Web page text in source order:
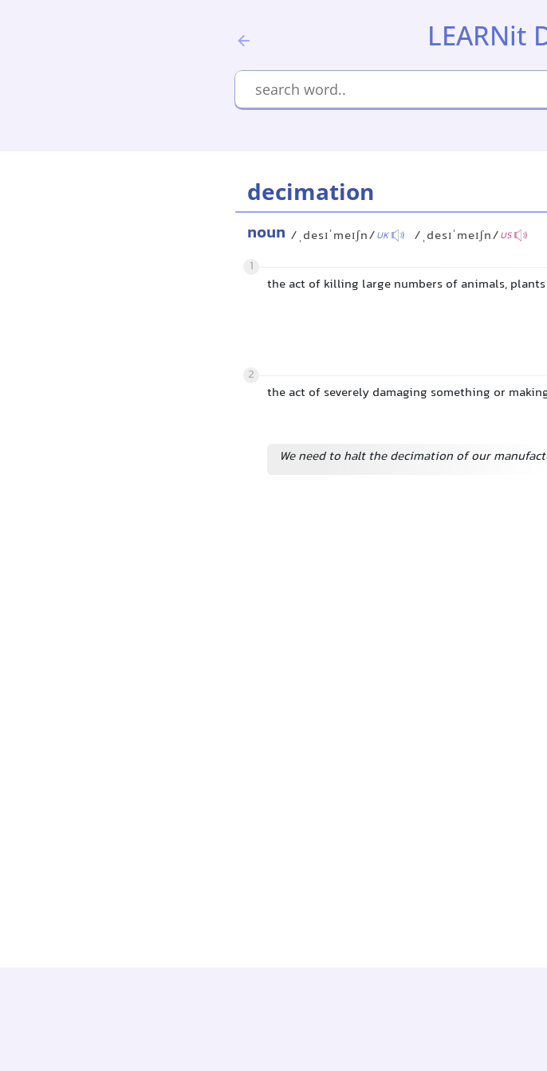
LEARNit
decimation
noun /ˌdesɪˈmeɪʃn/UK /ˌdesɪˈmeɪʃn/US
1
the act of killing large numbers of animals,
2
the act of severely damaging something or
We need to halt the decimation of our